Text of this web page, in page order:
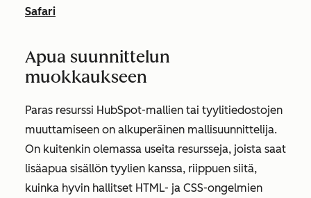
Safari
Apua suunnittelun
muokkaukseen
Paras resurssi HubSpot-mallien tai tyylitiedostojen
muuttamiseen on alkuperäinen mallisuunnittelija.
On kuitenkin olemassa useita resursseja, joista saat
lisäapua sisällön tyylien kanssa, riippuen siitä,
kuinka hyvin hallitset HTML- ja CSS-ongelmien